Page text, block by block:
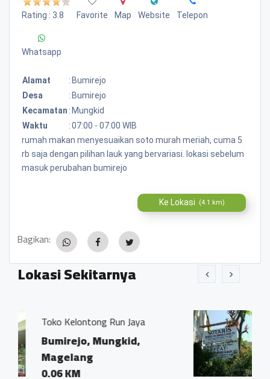
Rating : 3.8 Favorite Map Website Telepon
Whatsapp
Alamat : Bumirejo
Desa
: Bumirejo
Kecamatan : Mungkid
Waktu
:07:00 - 07:00 WIB
rumah makan menyesuaikan soto murah meriah, cuma 5
rb saja dengan pilihan lauk yang bervariasi. lokasi sebelum
masuk perubahan bumirejo
Ke Lokasi (4.1 km)
Bagikan:
Lokasi Sekitarnya
Jaya Kantor Notaris dan
Ivo Marius, SH"
Bumirejo, Mungkid,
Magelang